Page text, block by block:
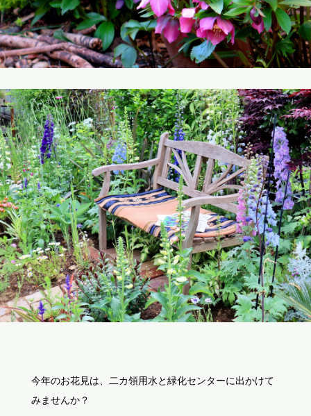
今年のお花見は、二カ領用水と緑化センターに出かけて
みませんか？